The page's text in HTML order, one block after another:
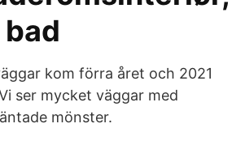
kom förra året och 2021
ser mycket väggar med
mönster.